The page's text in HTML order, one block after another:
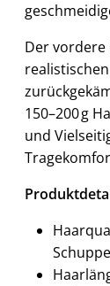
Der vordere
150–200 g
und